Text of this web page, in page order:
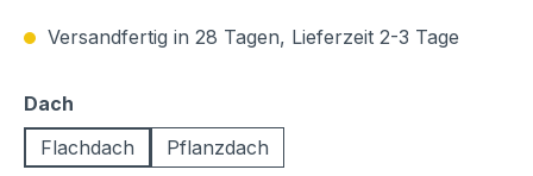
Versandfertig in 28 Tagen, Lieferzeit 2-3 Tage
Dach
Flachdach
Pflanzdach